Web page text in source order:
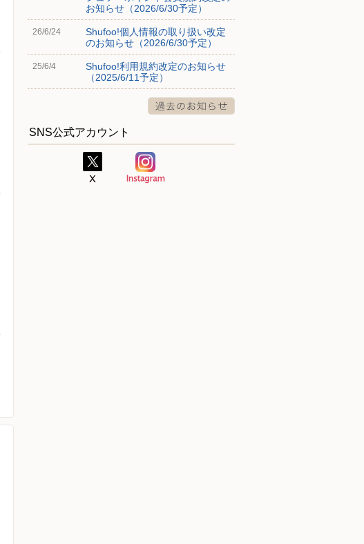
お知らせ（2026/6/30予定）
26/6/24
Shufoo!個人情報の取り扱い改定
のお知らせ（2026/6/30予定）
25/6/4
Shufoo!利用規約改定のお知らせ
（2025/6/11予定）
SNS公式アカウント